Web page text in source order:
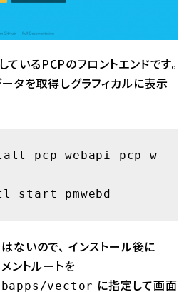
るPCPのフロントエンドです。
タを取得しグラフィカルに表示
pcp-webapi pcp-w
start pmwebd
いので、 インストール後に
ントルートを
vector に指定して画面